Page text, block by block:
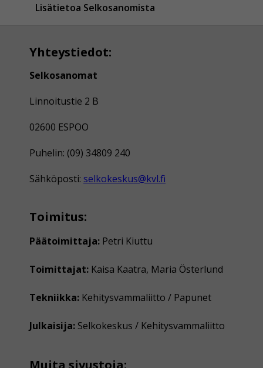
Lisätietoa Selkosanomista
Yhteystiedot:
Selkosanomat
Linnoitustie 2 B
02600 ESPOO
Puhelin: (09) 34809 240
Sähköposti: selkokeskus@kvl.fi
Toimitus:
Päätoimittaja: Petri Kiuttu
Toimittajat: Kaisa Kaatra, Maria Österlund
Tekniikka: Kehitysvammaliitto / Papunet
Julkaisija: Selkokeskus / Kehitysvammaliitto
Muita sivustoja: